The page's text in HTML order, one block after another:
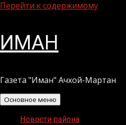
Перейти к содержимому
ИМАН
Газета "Иман" Ачхой-Мартан
Основное меню
Новости района